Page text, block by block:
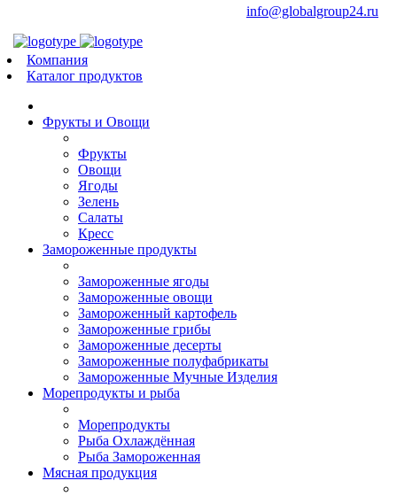
info@globalgroup24.ru
Компания
Каталог продуктов
Фрукты и Овощи
Фрукты
Овощи
Ягоды
Зелень
Салаты
Кресс
Замороженные продукты
Замороженные ягоды
Замороженные овощи
Замороженный картофель
Замороженные грибы
Замороженные десерты
Замороженные полуфабрикаты
Замороженные Мучные Изделия
Морепродукты и рыба
Морепродукты
Рыба Охлаждённая
Рыба Замороженная
Мясная продукция